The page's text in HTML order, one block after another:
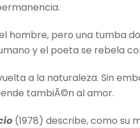
hombre, pero una tumba
y el poeta se rebela
a la naturaleza. Sin
tambiÃ©n al amor.
(1978) describe, como su